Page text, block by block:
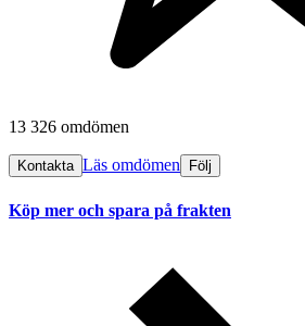
13 326 omdömen
Kontakta Läs omdömen Följ
Köp mer och spara på frakten